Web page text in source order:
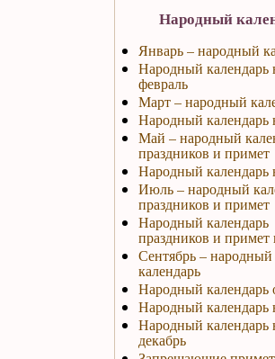
Народный
Январь – народный
Народный календарь
февраль
Март – народный
Народный календарь
Май – народный
праздников и примет
Народный календарь
Июль – народный
праздников и примет
Народный календарь
праздников и примет
Сентябрь – народный
календарь
Народный календарь
Народный календарь
Народный календарь
декабрь